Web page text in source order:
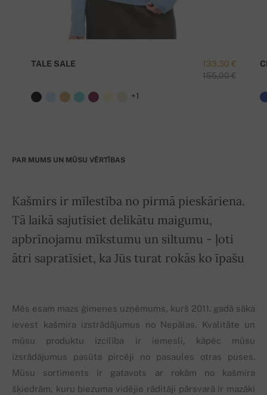
133,30 €
155,00 €
TALE SALE
+1
PAR MUMS UN MŪSU VĒRTĪBAS
Kašmirs ir mīlestība no pirmā pieskāriena.
Tā laikā sajutīsiet delikātu maigumu,
apbrīnojamu mīkstumu un siltumu - ļoti
ātri sapratīsiet, ka Jūs turat rokās ko īpašu
Mēs esam mazs ģimenes uzņēmums, kurš 2011. gadā sāka
ievest kašmira izstrādājumus no Nepālas. Kvalitāte un
mūsu produktu izcilība ir iemesli, kāpēc mūsu
izsrādājumus pasūta pircēji no pasaules otras puses.
Mūsu sortiments ir gatavots ar rokām no kašmira
šķiedrām, kuru biezuma vidējie rāditāji pārsvarā ir mazāki